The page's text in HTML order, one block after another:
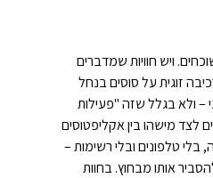
ויש חוויות שמדברים
זוגית על סוסים בנחל
– ולא בגלל שזה "פעילות
לצד מישהו בין אקליפטוסים
בלי טלפונים ובלי רשימות –
אותו מבחוץ. בחוות